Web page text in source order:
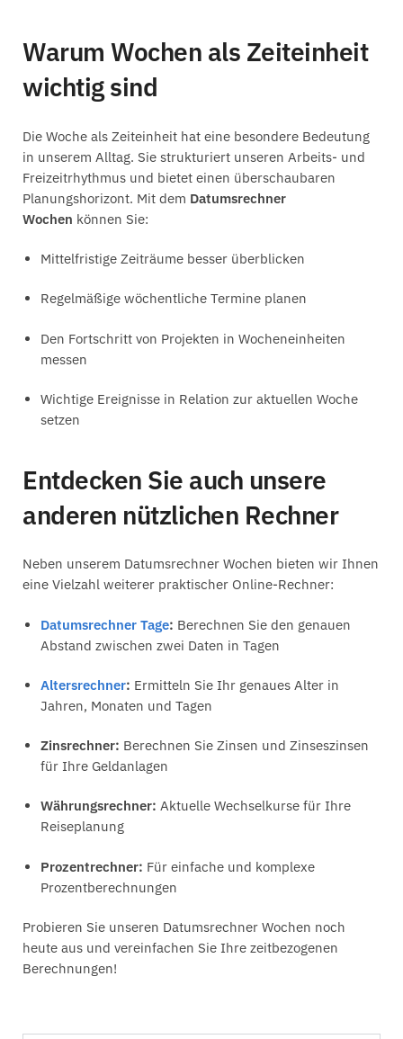
Warum Wochen als Zeiteinheit
wichtig sind
Die Woche als Zeiteinheit hat eine besondere Bedeutung
in unserem Alltag. Sie strukturiert unseren Arbeits- und
Freizeitrhythmus und bietet einen überschaubaren
Planungshorizont. Mit dem Datumsrechner
Wochen können Sie:
Mittelfristige Zeiträume besser überblicken
Regelmäßige wöchentliche Termine planen
Den Fortschritt von Projekten in Wocheneinheiten
messen
Wichtige Ereignisse in Relation zur aktuellen Woche
setzen
Entdecken Sie auch unsere
anderen nützlichen Rechner
Neben unserem Datumsrechner Wochen bieten wir Ihnen
eine Vielzahl weiterer praktischer Online-Rechner:
Datumsrechner Tage: Berechnen Sie den genauen
Abstand zwischen zwei Daten in Tagen
Altersrechner: Ermitteln Sie Ihr genaues Alter in
Jahren, Monaten und Tagen
Zinsrechner: Berechnen Sie Zinsen und Zinseszinsen
für Ihre Geldanlagen
Währungsrechner: Aktuelle Wechselkurse für Ihre
Reiseplanung
Prozentrechner: Für einfache und komplexe
Prozentberechnungen
Probieren Sie unseren Datumsrechner Wochen noch
heute aus und vereinfachen Sie Ihre zeitbezogenen
Berechnungen!